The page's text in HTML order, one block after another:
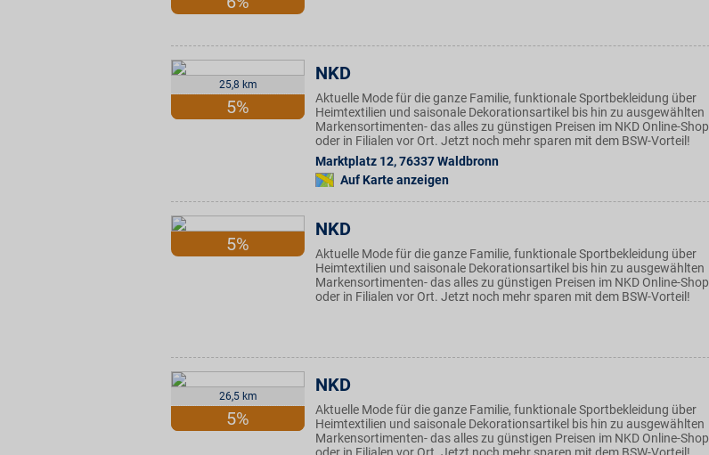
25,8 km
5%
NKD
Aktuelle Mode für die ganze Familie, funktionale Sportbekleidung über
Heimtextilien und saisonale Dekorationsartikel bis hin zu ausgewählten
Markensortimenten- das alles zu günstigen Preisen im NKD Online-Shop
oder in Filialen vor Ort. Jetzt noch mehr sparen mit dem BSW-Vorteil!
Marktplatz 12,76337Waldbronn
Auf Karte anzeigen
5%
NKD
Aktuelle Mode für die ganze Familie, funktionale Sportbekleidung über
Heimtextilien und saisonale Dekorationsartikel bis hin zu ausgewählten
Markensortimenten- das alles zu günstigen Preisen im NKD Online-Shop
oder in Filialen vor Ort. Jetzt noch mehr sparen mit dem BSW-Vorteil!
26,5 km
5%
NKD
Aktuelle Mode für die ganze Familie, funktionale Sportbekleidung über
Heimtextilien und saisonale Dekorationsartikel bis hin zu ausgewählten
Markensortimenten- das alles zu günstigen Preisen im NKD Online-Shop